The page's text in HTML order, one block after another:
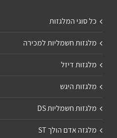
כל סוגי המלגזות
מלגזות חשמליות למכירה
מלגזות דיזל
מלגזות היגש
מלגזות חשמליות DS
מלגזה אדם הולך ST